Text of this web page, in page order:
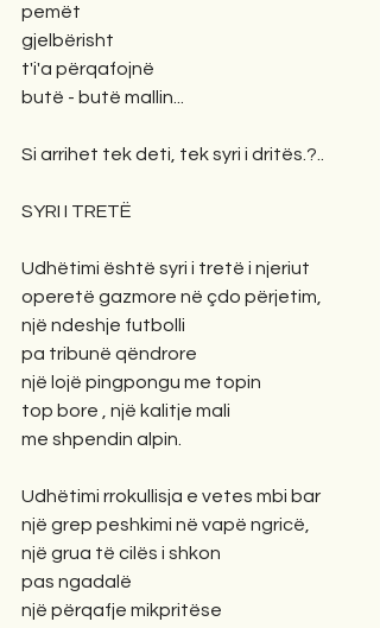
pemët
gjelbërisht
t'i'a përqafojnë
butë - butë mallin...
Si arrihet tek deti, tek syri i dritës.?..
SYRI I TRETË
Udhëtimi është syri i tretë i njeriut
operetë gazmore në çdo përjetim,
një ndeshje futbolli
pa tribunë qëndrore
një lojë pingpongu me topin
top bore , një kalitje mali
me shpendin alpin.
Udhëtimi rrokullisja e vetes mbi bar
një grep peshkimi në vapë ngricë,
një grua të cilës i shkon
pas ngadalë
një përqafje mikpritëse